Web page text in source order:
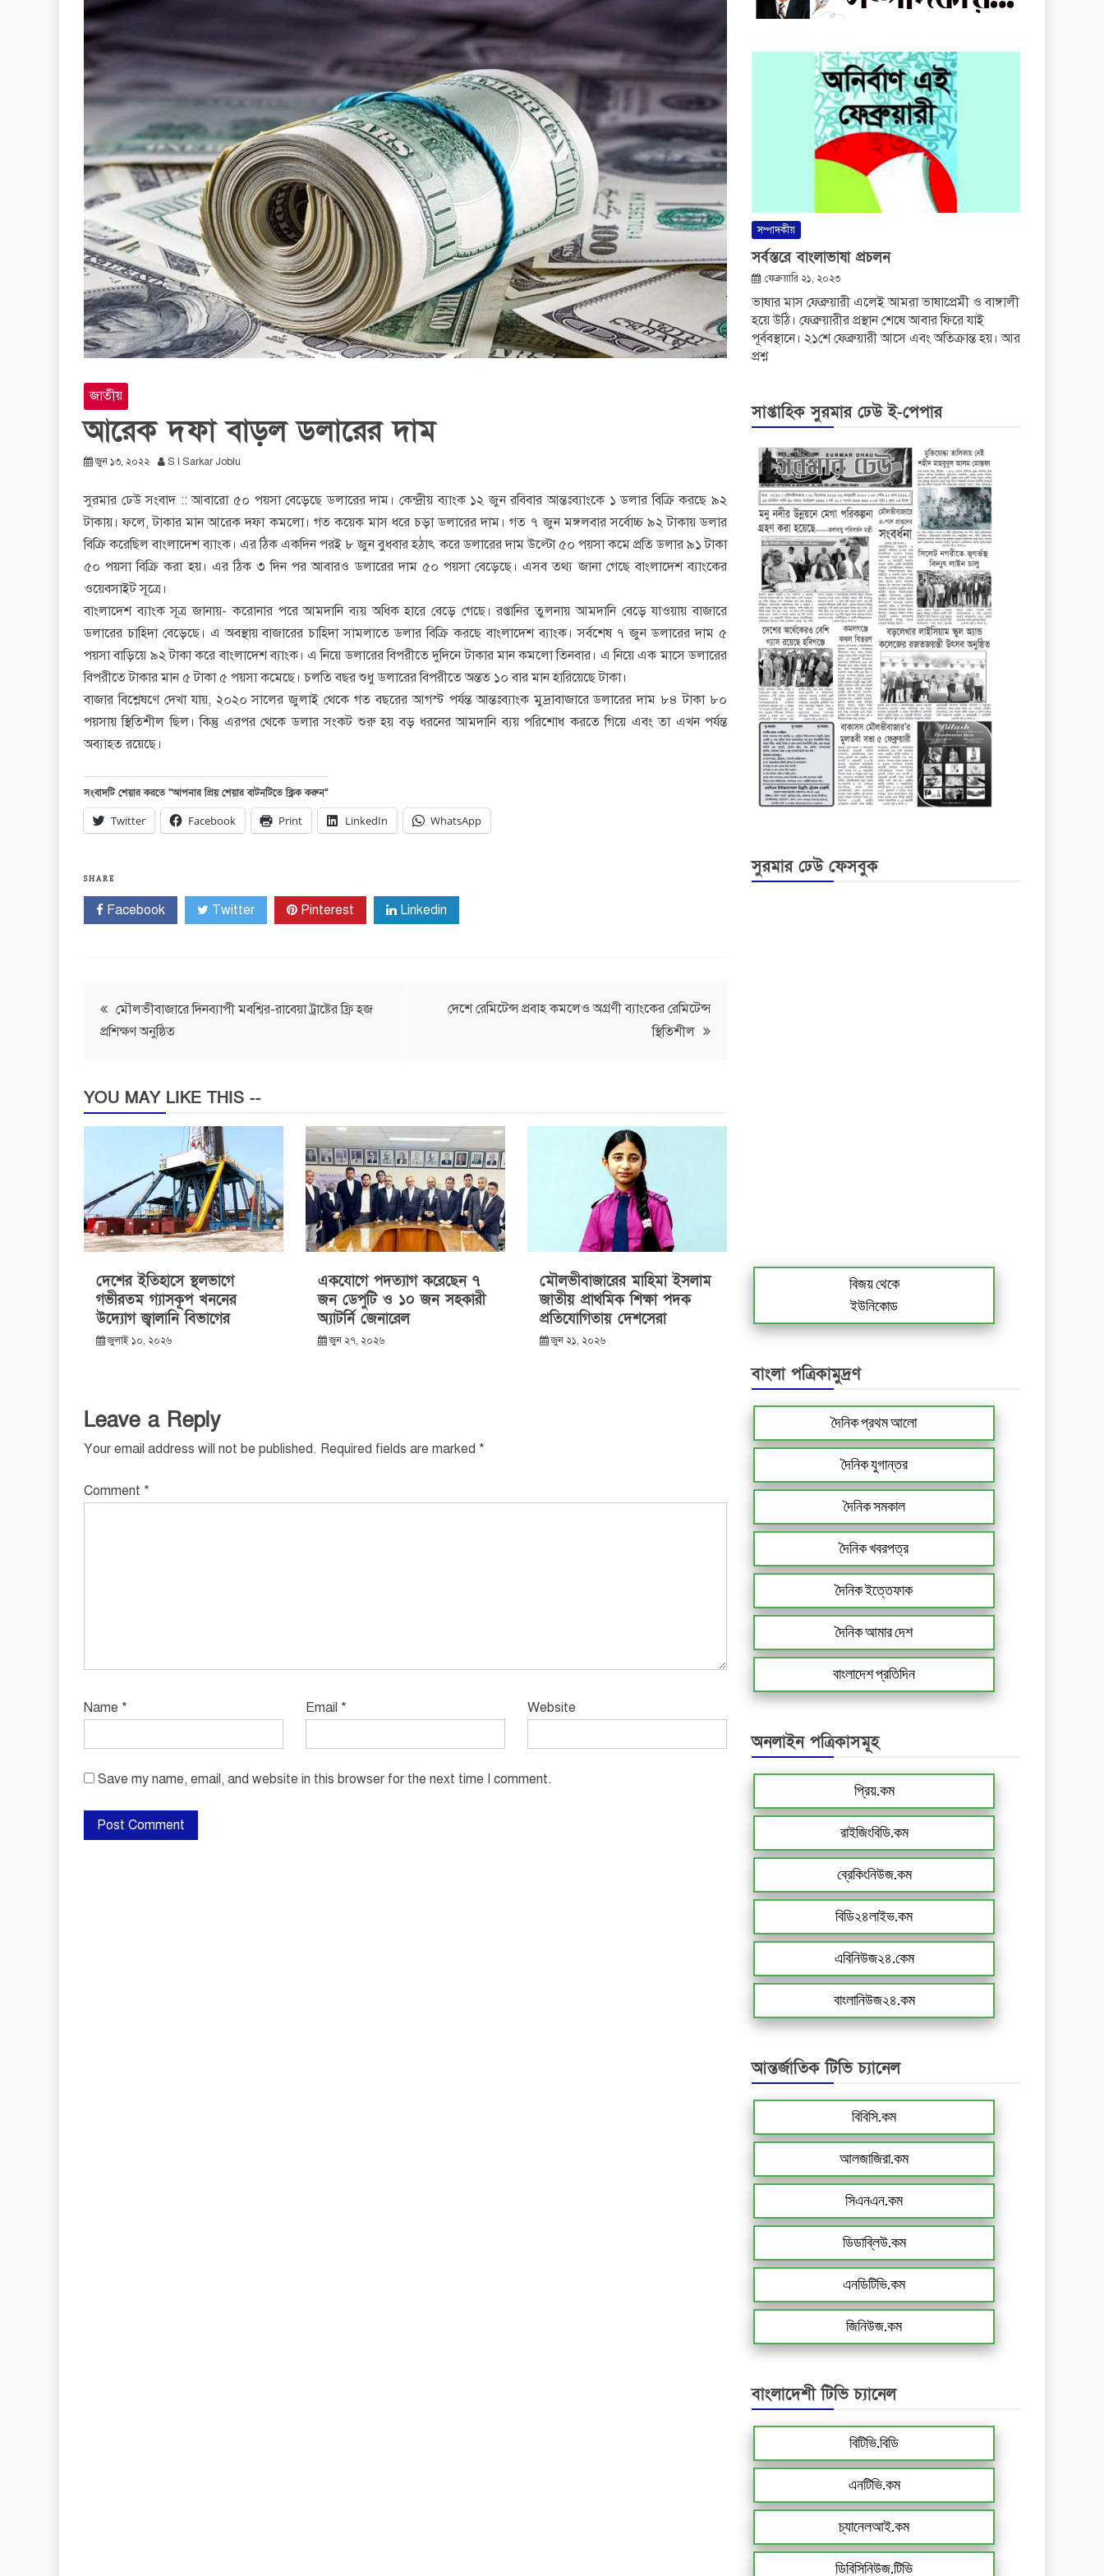
জাতীয়
আরেক দফা বাড়ল ডলারের দাম
জুন ১৩, ২০২২ S I Sarkar Joblu
সুরমার ঢেউ সংবাদ :: আবারো ৫০ পয়সা বেড়েছে ডলারের দাম। কেন্দ্রীয় ব্যাংক ১২ জুন রবিবার আন্তঃব্যাংকে ১ ডলার বিক্রি করছে ৯২
টাকায়। ফলে, টাকার মান আরেক দফা কমলো। গত কয়েক মাস ধরে চড়া ডলারের দাম। গত ৭ জুন মঙ্গলবার সর্বোচ্চ ৯২ টাকায় ডলার
বিক্রি করেছিল বাংলাদেশ ব্যাংক। এর ঠিক একদিন পরই ৮ জুন বুধবার হঠাৎ করে ডলারের দাম উল্টো ৫০ পয়সা কমে প্রতি ডলার ৯১ টাকা
৫০ পয়সা বিক্রি করা হয়। এর ঠিক ৩ দিন পর আবারও ডলারের দাম ৫০ পয়সা বেড়েছে। এসব তথ্য জানা গেছে বাংলাদেশ ব্যাংকের
ওয়েবসাইট সূত্রে।
বাংলাদেশ ব্যাংক সূত্র জানায়- করোনার পরে আমদানি ব্যয় অধিক হারে বেড়ে গেছে। রপ্তানির তুলনায় আমদানি বেড়ে যাওয়ায় বাজারে
ডলারের চাহিদা বেড়েছে। এ অবস্থায় বাজারের চাহিদা সামলাতে ডলার বিক্রি করছে বাংলাদেশ ব্যাংক। সর্বশেষ ৭ জুন ডলারের দাম ৫
পয়সা বাড়িয়ে ৯২ টাকা করে বাংলাদেশ ব্যাংক। এ নিয়ে ডলারের বিপরীতে দুদিনে টাকার মান কমলো তিনবার। এ নিয়ে এক মাসে ডলারের
বিপরীতে টাকার মান ৫ টাকা ৫ পয়সা কমেছে। চলতি বছর শুধু ডলারের বিপরীতে অন্তত ১০ বার মান হারিয়েছে টাকা।
বাজার বিশ্লেষণে দেখা যায়, ২০২০ সালের জুলাই থেকে গত বছরের আগস্ট পর্যন্ত আন্তঃব্যাংক মুদ্রাবাজারে ডলারের দাম ৮৪ টাকা ৮০
পয়সায় স্থিতিশীল ছিল। কিন্তু এরপর থেকে ডলার সংকট শুরু হয় বড় ধরনের আমদানি ব্যয় পরিশোধ করতে গিয়ে এবং তা এখন পর্যন্ত
অব্যাহত রয়েছে।
সংবাদটি শেয়ার করতে “আপনার প্রিয় শেয়ার বাটনটিতে ক্লিক করুন”
Twitter Facebook Print LinkedIn WhatsApp
SHARE
Facebook Twitter Pinterest Linkedin
Post
navigation
মৌলভীবাজারে দিনব্যাপী মবশ্বির-রাবেয়া ট্রাষ্টের ফ্রি হজ
প্রশিক্ষণ অনুষ্ঠিত
দেশে রেমিটেন্স প্রবাহ কমলেও অগ্রণী ব্যাংকের রেমিটেন্স
স্থিতিশীল
YOU MAY LIKE THIS --
দেশের ইতিহাসে স্থলভাগে
গভীরতম গ্যাসকূপ খননের
উদ্যোগ জ্বালানি বিভাগের
জুলাই ১০, ২০২৬
একযোগে পদত্যাগ করেছেন ৭
জন ডেপুটি ও ১০ জন সহকারী
অ্যাটর্নি জেনারেল
জুন ২৭, ২০২৬
মৌলভীবাজারের মাহিমা ইসলাম
জাতীয় প্রাথমিক শিক্ষা পদক
প্রতিযোগিতায় দেশসেরা
জুন ২১, ২০২৬
Leave a Reply
Your email address will not be published. Required fields are marked *
Comment *
Name * Email * Website
Save my name, email, and website in this browser for the next time I comment.
সম্পাদকীয়
সর্বস্তরে বাংলাভাষা প্রচলন
ফেব্রুয়ারি ২১, ২০২৩
ভাষার মাস ফেব্রুয়ারী এলেই আমরা ভাষাপ্রেমী ও বাঙ্গালী
হয়ে উঠি। ফেব্রুয়ারীর প্রস্থান শেষে আবার ফিরে যাই
পূর্ববস্থানে। ২১শে ফেব্রুয়ারী আসে এবং অতিক্রান্ত হয়। আর
প্রশ্ন
সাপ্তাহিক সুরমার ঢেউ ই-পেপার
সুরমার ঢেউ ফেসবুক
বিজয় থেকে
ইউনিকোড
বাংলা পত্রিকামুদ্রণ
দৈনিক প্রথম আলো
দৈনিক যুগান্তর
দৈনিক সমকাল
দৈনিক খবরপত্র
দৈনিক ইত্তেফাক
দৈনিক আমার দেশ
বাংলাদেশ প্রতিদিন
অনলাইন পত্রিকাসমূহ
প্রিয়.কম
রাইজিংবিডি.কম
ব্রেকিংনিউজ.কম
বিডি২৪লাইভ.কম
এবিনিউজ২৪.কেম
বাংলানিউজ২৪.কম
আন্তর্জাতিক টিভি চ্যানেল
বিবিসি.কম
আলজাজিরা.কম
সিএনএন.কম
ডিডাব্লিউ.কম
এনডিটিভি.কম
জিনিউজ.কম
বাংলাদেশী টিভি চ্যানেল
বিটিভি.বিডি
এনটিভি.কম
চ্যানেলআই.কম
ডিবিসিনিউজ.টিভি